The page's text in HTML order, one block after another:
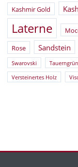
Kashmir Gold
Laterne
Rose Sandstein
Swarovski Tauerngrün
Versteinertes Holz